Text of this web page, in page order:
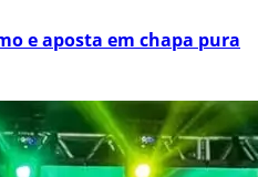
e aposta em chapa pura